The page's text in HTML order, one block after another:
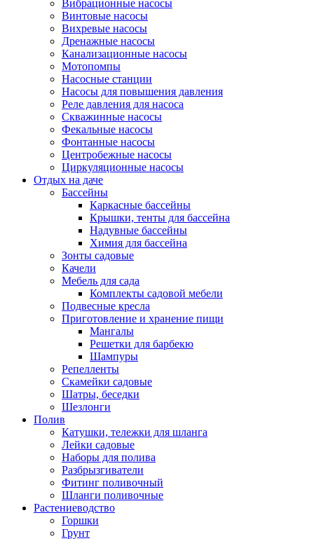
Вибрационные насосы
Винтовые насосы
Вихревые насосы
Дренажные насосы
Канализационные насосы
Мотопомпы
Насосные станции
Насосы для повышения давления
Реле давления для насоса
Скважинные насосы
Фекальные насосы
Фонтанные насосы
Центробежные насосы
Циркуляционные насосы
Отдых на даче
Бассейны
Каркасные бассейны
Крышки, тенты для бассейна
Надувные бассейны
Химия для бассейна
Зонты садовые
Качели
Мебель для сада
Комплекты садовой мебели
Подвесные кресла
Приготовление и хранение пищи
Мангалы
Решетки для барбекю
Шампуры
Репелленты
Скамейки садовые
Шатры, беседки
Шезлонги
Полив
Катушки, тележки для шланга
Лейки садовые
Наборы для полива
Разбрызгиватели
Фитинг поливочный
Шланги поливочные
Растениеводство
Горшки
Грунт